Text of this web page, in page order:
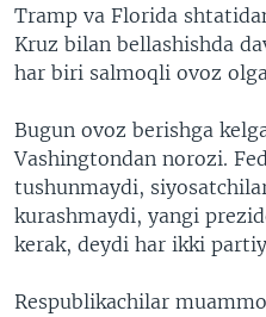
Tramp va Florida
Kruz bilan bellashishda
har biri salmoqli ovoz
Bugun ovoz berishga
Vashingtondan norozi.
tushunmaydi,
kurashmaydi, yangi
kerak, deydi har ikki
Respublikachilar